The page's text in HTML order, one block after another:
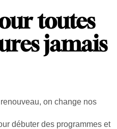
toutes
jamais
on change nos
débuter des programmes et